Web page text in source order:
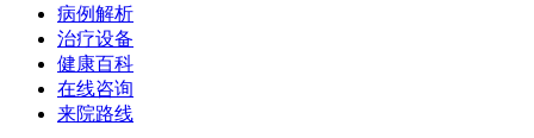
病例解析
治疗设备
健康百科
在线咨询
来院路线